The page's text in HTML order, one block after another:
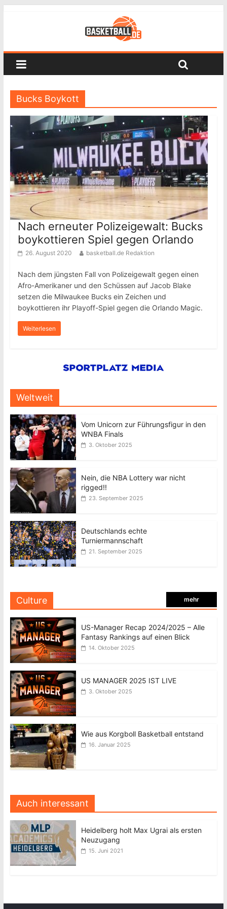
Bucks Boykott
Nach erneuter Polizeigewalt: Bucks
boykottieren Spiel gegen Orlando
26. August 2020 basketball.de Redaktion
Nach dem jüngsten Fall von Polizeigewalt gegen einen
Afro-Amerikaner und den Schüssen auf Jacob Blake
setzen die Milwaukee Bucks ein Zeichen und
boykottieren ihr Playoff-Spiel gegen die Orlando Magic.
Weiterlesen
Weltweit
Vom Unicorn zur Führungsfigur in den
WNBA Finals
3. Oktober 2025
Nein, die NBA Lottery war nicht
rigged!!
23. September 2025
Deutschlands echte
Turniermannschaft
21. September 2025
Culture mehr
US-Manager Recap 2024/2025 – Alle
Fantasy Rankings auf einen Blick
14. Oktober 2025
US MANAGER 2025 IST LIVE
3. Oktober 2025
Wie aus Korgboll Basketball entstand
16. Januar 2025
Auch interessant
Heidelberg holt Max Ugrai als ersten
Neuzugang
15. Juni 2021